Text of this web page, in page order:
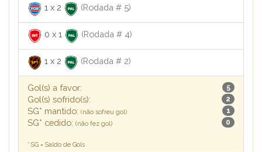
1 x 2 (Rodada # 5)
0 x 1 (Rodada # 4)
1 x 2 (Rodada # 2)
Gol(s) a favor: 5
Gol(s) sofrido(s): 2
SG* mantido: (não sofreu gol) 1
SG* cedido: (não fez gol) 0
* SG = Saldo de Gols